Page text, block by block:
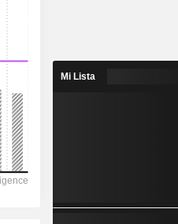
2,665
49,7 %
11.719
Mi Lista